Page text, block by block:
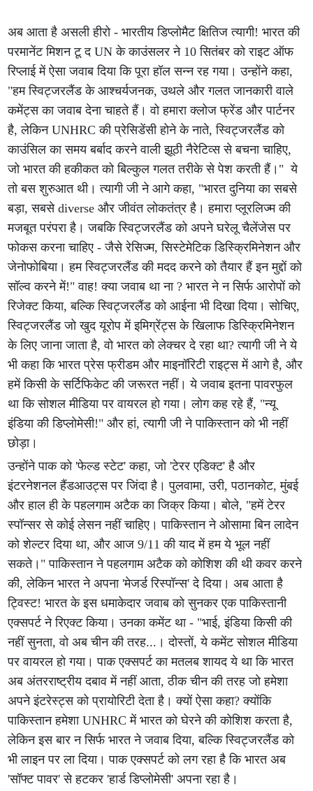
अब आता है असली हीरो - भारतीय डिप्लोमैट क्षितिज त्यागी! भारत की
परमानेंट मिशन टू द UN के काउंसलर ने 10 सितंबर को राइट ऑफ
रिप्लाई में ऐसा जवाब दिया कि पूरा हॉल सन्न रह गया। उन्होंने कहा,
"हम स्विट्जरलैंड के आश्चर्यजनक, उथले और गलत जानकारी वाले
कमेंट्स का जवाब देना चाहते हैं। वो हमारा क्लोज फ्रेंड और पार्टनर
है, लेकिन UNHRC की प्रेसिडेंसी होने के नाते, स्विट्जरलैंड को
काउंसिल का समय बर्बाद करने वाली झूठी नैरेटिव्स से बचना चाहिए,
जो भारत की हकीकत को बिल्कुल गलत तरीके से पेश करती हैं।" ये
तो बस शुरुआत थी। त्यागी जी ने आगे कहा, "भारत दुनिया का सबसे
बड़ा, सबसे diverse और जीवंत लोकतंत्र है। हमारा प्लूरलिज्म की
मजबूत परंपरा है। जबकि स्विट्जरलैंड को अपने घरेलू चैलेंजेस पर
फोकस करना चाहिए - जैसे रेसिज्म, सिस्टेमेटिक डिस्क्रिमिनेशन और
जेनोफोबिया। हम स्विट्जरलैंड की मदद करने को तैयार हैं इन मुद्दों को
सॉल्व करने में!" वाह! क्या जवाब था ना ? भारत ने न सिर्फ आरोपों को
रिजेक्ट किया, बल्कि स्विट्जरलैंड को आईना भी दिखा दिया। सोचिए,
स्विट्जरलैंड जो खुद यूरोप में इमिग्रेंट्स के खिलाफ डिस्क्रिमिनेशन
के लिए जाना जाता है, वो भारत को लेक्चर दे रहा था? त्यागी जी ने ये
भी कहा कि भारत प्रेस फ्रीडम और माइनॉरिटी राइट्स में आगे है, और
हमें किसी के सर्टिफिकेट की जरूरत नहीं। ये जवाब इतना पावरफुल
था कि सोशल मीडिया पर वायरल हो गया। लोग कह रहे हैं, "न्यू
इंडिया की डिप्लोमेसी!" और हां, त्यागी जी ने पाकिस्तान को भी नहीं
छोड़ा।
उन्होंने पाक को 'फेल्ड स्टेट' कहा, जो 'टेरर एडिक्ट' है और
इंटरनेशनल हैंडआउट्स पर जिंदा है। पुलवामा, उरी, पठानकोट, मुंबई
और हाल ही के पहलगाम अटैक का जिक्र किया। बोले, "हमें टेरर
स्पॉन्सर से कोई लेसन नहीं चाहिए। पाकिस्तान ने ओसामा बिन लादेन
को शेल्टर दिया था, और आज 9/11 की याद में हम ये भूल नहीं
सकते।" पाकिस्तान ने पहलगाम अटैक को कोशिश की थी कवर करने
की, लेकिन भारत ने अपना 'मेजर्ड रिस्पॉन्स' दे दिया। अब आता है
ट्विस्ट! भारत के इस धमाकेदार जवाब को सुनकर एक पाकिस्तानी
एक्सपर्ट ने रिएक्ट किया। उनका कमेंट था - "भाई, इंडिया किसी की
नहीं सुनता, वो अब चीन की तरह...। दोस्तों, ये कमेंट सोशल मीडिया
पर वायरल हो गया। पाक एक्सपर्ट का मतलब शायद ये था कि भारत
अब अंतरराष्ट्रीय दबाव में नहीं आता, ठीक चीन की तरह जो हमेशा
अपने इंटरेस्ट्स को प्रायोरिटी देता है। क्यों ऐसा कहा? क्योंकि
पाकिस्तान हमेशा UNHRC में भारत को घेरने की कोशिश करता है,
लेकिन इस बार न सिर्फ भारत ने जवाब दिया, बल्कि स्विट्जरलैंड को
भी लाइन पर ला दिया। पाक एक्सपर्ट को लग रहा है कि भारत अब
'सॉफ्ट पावर' से हटकर 'हार्ड डिप्लोमेसी' अपना रहा है।